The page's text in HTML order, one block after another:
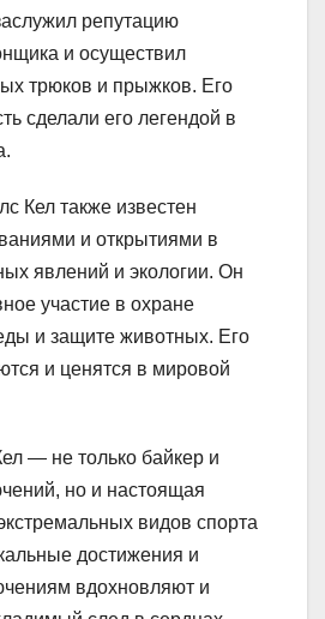
репутацию
и осуществил
трюков и прыжков. Его
сделали его легендой в
Кел также известен
и открытиями в
явлений и экологии. Он
участие в охране
и защите животных. Его
и ценятся в мировой
— не только байкер и
но и настоящая
видов спорта
достижения и
вдохновляют и